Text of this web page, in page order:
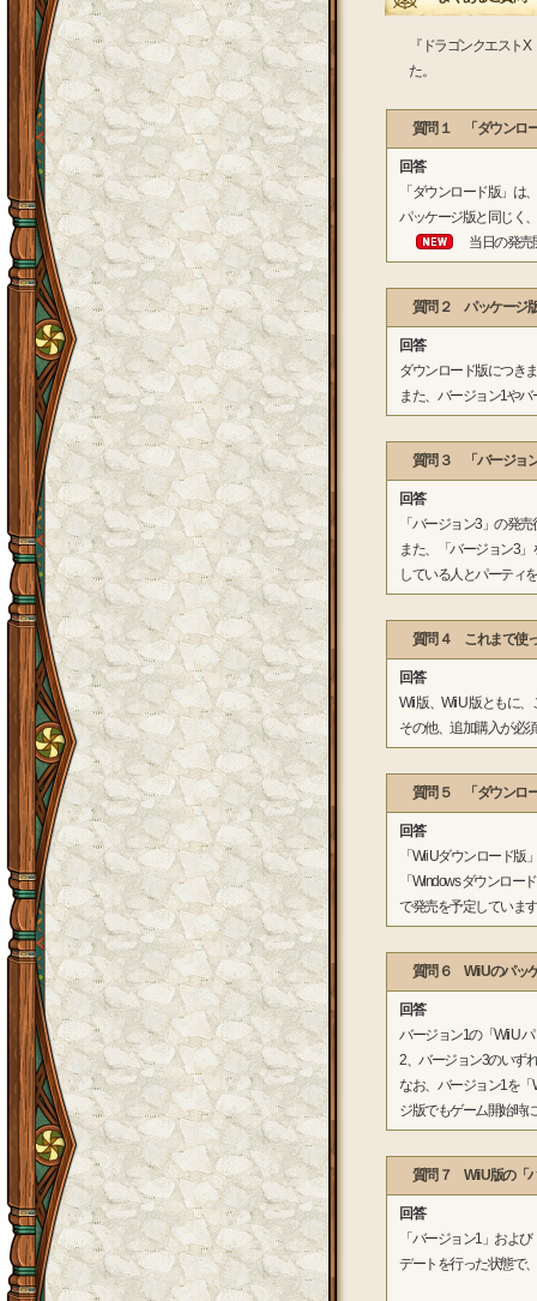
『ドラゴンクエスト
た。
質問 １ 「ダウンロ
回答
「ダウンロード版」は
パッケージ版と同じく
当日の発売
質問 ２ パッケージ版
回答
ダウンロード版につき
また、バージョン1や
質問 ３ 「バージョン
回答
「バージョン3」の発
また、「バージョン3
している人とパーティ
質問 ４ これまで使っ
回答
Wii 版、Wii U 版ともに
その他、追加購入が必
質問 ５ 「ダウンロー
回答
「Wii Uダウンロード版
「Windows ダウンロー
で発売を予定していま
質問 ６ Wii Uのパッ
回答
バージョン1の「Wii U
2、バージョン3のいず
なお、バージョン1を「
ジ版でもゲーム開始時
質問 ７ Wii U版の「
回答
「バージョン1」およ
デートを行った状態で